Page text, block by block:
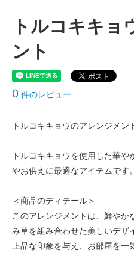
トルコキキョ
ント
0 件のレビュー
トルコキキョウのアレンジメン
トルコキキョウを使用した華
やお供えに最適なアイテムです。
＜商品のディテール＞
このアレンジメントは、鮮やか
み草を組み合わせた美しいデザ
上品な印象を与え、お部屋を一